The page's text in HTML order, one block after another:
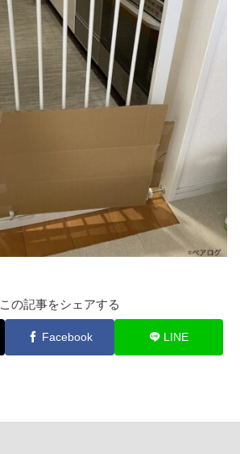
この記事をシェアする
Facebook LINE